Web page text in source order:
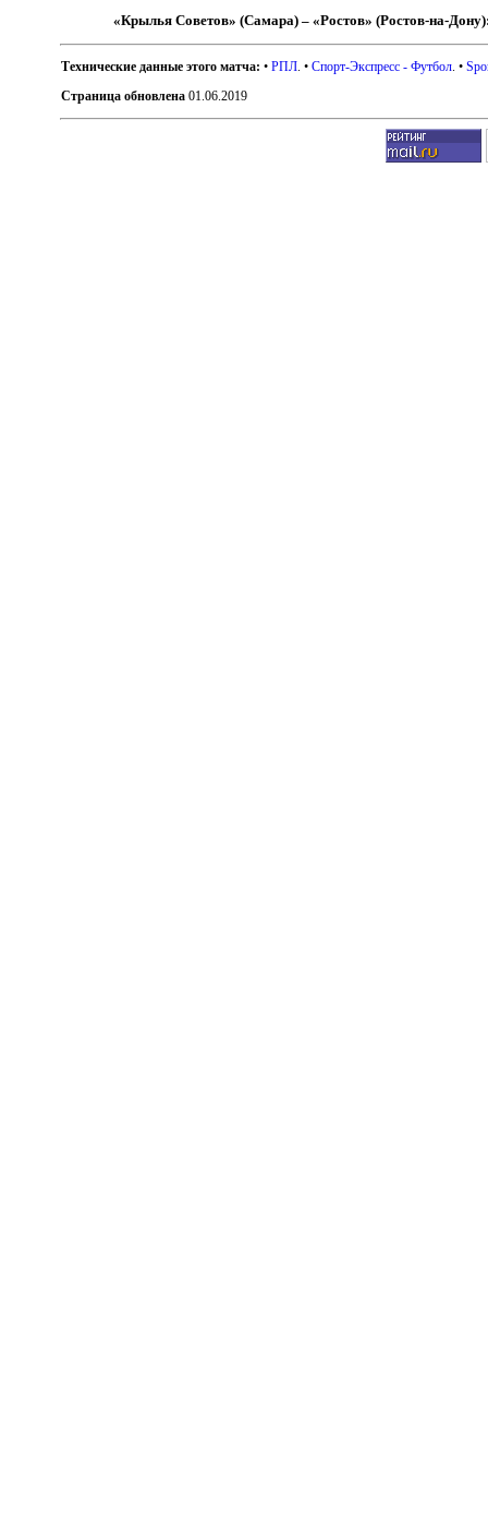
«Крылья Советов» (Самара) – «Ростов» (Ростов-на-
Технические данные этого матча: •РПЛ . •Спорт-Экспресс - Футбол . •
Страница обновлена 01.06.2019